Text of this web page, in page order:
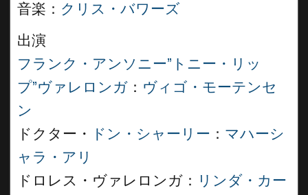
音楽： クリス・バワーズ
出演
フランク・アンソニー”トニー・リッ
プ”ヴァレロンガ ： ヴィゴ・モーテンセ
ン
ドクター・
ドン・シャーリー ： マハーシ
ャラ・アリ
ドロレス・ヴァレロンガ： リンダ・カー